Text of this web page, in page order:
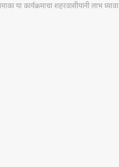
या कार्यक्रमाचा शहरवासीयांनी लाभ घ्यावा